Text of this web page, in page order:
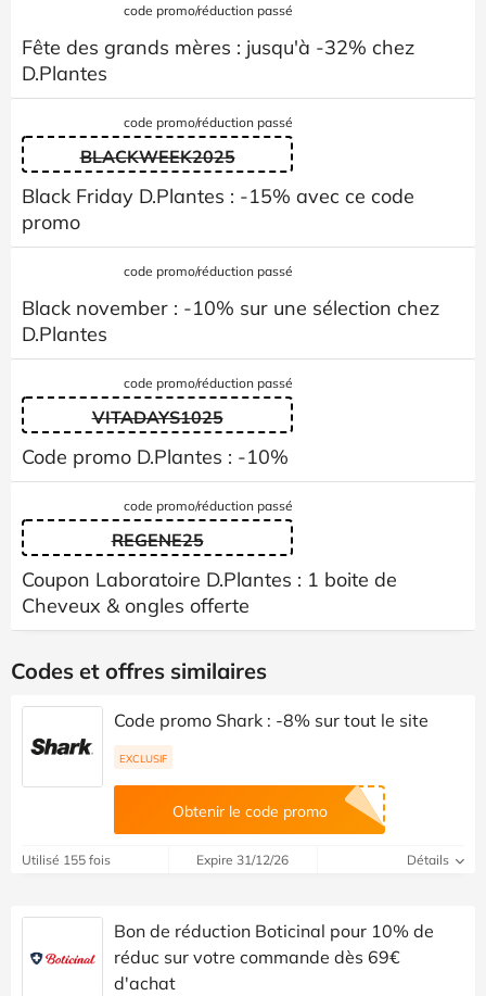
code promo/réduction passé
Fête des grands mères : jusqu'à -32% chez
D.Plantes
code promo/réduction passé
BLACKWEEK2025
Black Friday D.Plantes : -15% avec ce code
promo
code promo/réduction passé
Black november : -10% sur une sélection chez
D.Plantes
code promo/réduction passé
VITADAYS1025
Code promo D.Plantes : -10%
code promo/réduction passé
REGENE25
Coupon Laboratoire D.Plantes : 1 boite de
Cheveux & ongles offerte
Codes et offres similaires
Code promo Shark : -8% sur tout le site
EXCLUSIF
Obtenir le code promo
Utilisé 155 fois Expire 31/12/26 Détails
Bon de réduction Boticinal pour 10% de
réduc sur votre commande dès 69€
d'achat